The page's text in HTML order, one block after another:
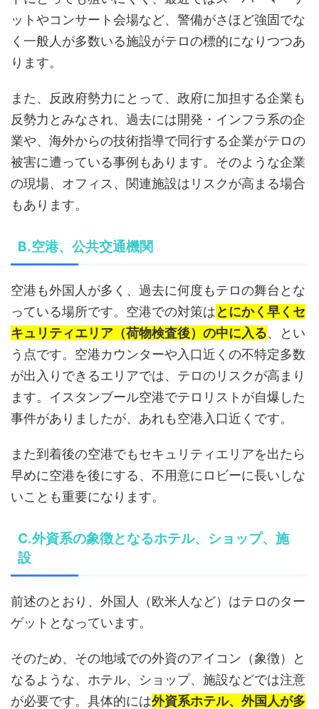
ットやコンサート会場など、警備がさほど強固でな
く一般人が多数いる施設がテロの標的になりつつあ
ります。
また、反政府勢力にとって、政府に加担する企業も
反勢力とみなされ、過去には開発・インフラ系の企
業や、海外からの技術指導で同行する企業がテロの
被害に遭っている事例もあります。そのような企業
の現場、オフィス、関連施設はリスクが高まる場合
もあります。
B.空港、公共交通機関
空港も外国人が多く、過去に何度もテロの舞台とな
っている場所です。空港での対策はとにかく早くセ
キュリティエリア（荷物検査後）の中に入る、とい
う点です。空港カウンターや入口近くの不特定多数
が出入りできるエリアでは、テロのリスクが高まり
ます。イスタンブール空港でテロリストが自爆した
事件がありましたが、あれも空港入口近くです。
また到着後の空港でもセキュリティエリアを出たら
早めに空港を後にする、不用意にロビーに長いしな
いことも重要になります。
C.外資系の象徴となるホテル、ショップ、施
設
前述のとおり、外国人（欧米人など）はテロのター
ゲットとなっています。
そのため、その地域での外資のアイコン（象徴）と
なるような、ホテル、ショップ、施設などでは注意
が必要です。具体的には外資系ホテル、外国人が多